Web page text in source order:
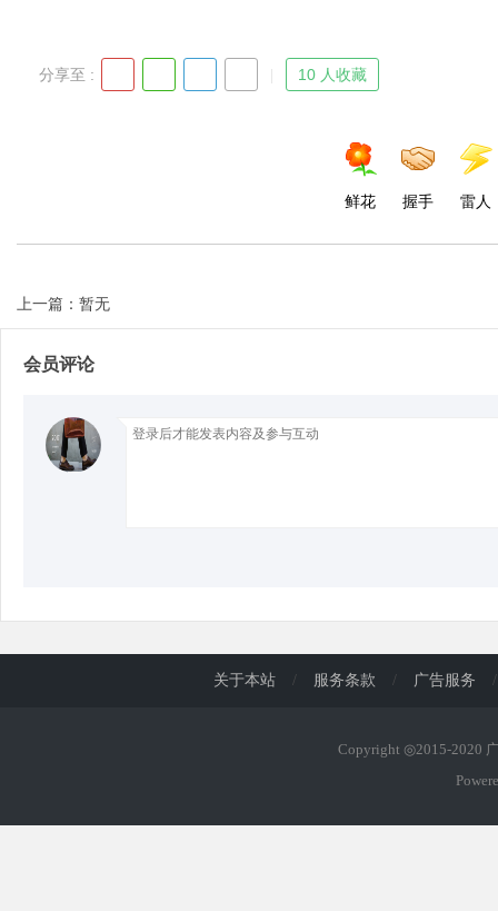
分享至 : 10 人收藏
鲜花 握手 雷人
上一篇：暂无
会员评论
关于本站 / 服务条款 / 广告服务 /
Copyright ◎2015-2020